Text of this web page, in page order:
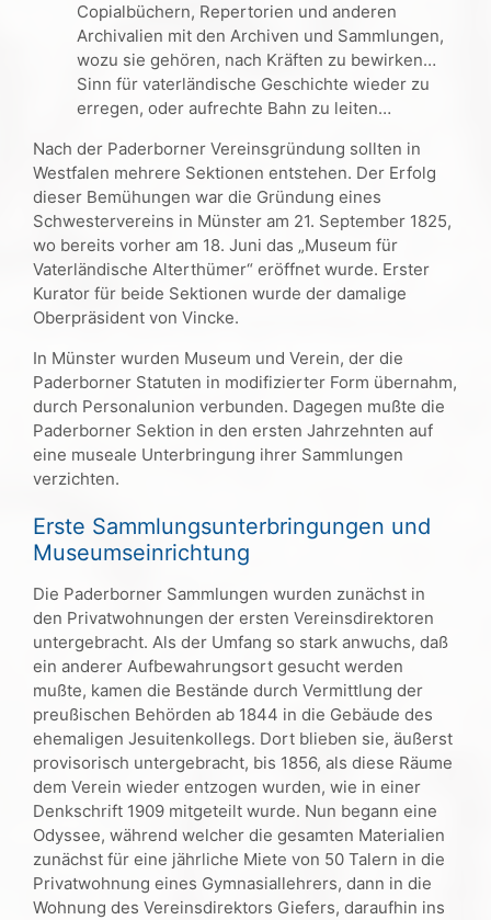
Copialbüchern, Repertorien und anderen
Archivalien mit den Archiven und Sammlungen,
wozu sie gehören, nach Kräften zu bewirken…
Sinn für vaterländische Geschichte wieder zu
erregen, oder aufrechte Bahn zu leiten…
Nach der Paderborner Vereinsgründung sollten in
Westfalen mehrere Sektionen entstehen. Der Erfolg
dieser Bemühungen war die Gründung eines
Schwestervereins in Münster am 21. September 1825,
wo bereits vorher am 18. Juni das „Museum für
Vaterländische Alterthümer“ eröffnet wurde. Erster
Kurator für beide Sektionen wurde der damalige
Oberpräsident von Vincke.
In Münster wurden Museum und Verein, der die
Paderborner Statuten in modifizierter Form übernahm,
durch Personalunion verbunden. Dagegen mußte die
Paderborner Sektion in den ersten Jahrzehnten auf
eine museale Unterbringung ihrer Sammlungen
verzichten.
Erste Sammlungsunterbringungen und
Museumseinrichtung
Die Paderborner Sammlungen wurden zunächst in
den Privatwohnungen der ersten Vereinsdirektoren
untergebracht. Als der Umfang so stark anwuchs, daß
ein anderer Aufbewahrungsort gesucht werden
mußte, kamen die Bestände durch Vermittlung der
preußischen Behörden ab 1844 in die Gebäude des
ehemaligen Jesuitenkollegs. Dort blieben sie, äußerst
provisorisch untergebracht, bis 1856, als diese Räume
dem Verein wieder entzogen wurden, wie in einer
Denkschrift 1909 mitgeteilt wurde. Nun begann eine
Odyssee, während welcher die gesamten Materialien
zunächst für eine jährliche Miete von 50 Talern in die
Privatwohnung eines Gymnasiallehrers, dann in die
Wohnung des Vereinsdirektors Giefers, daraufhin ins